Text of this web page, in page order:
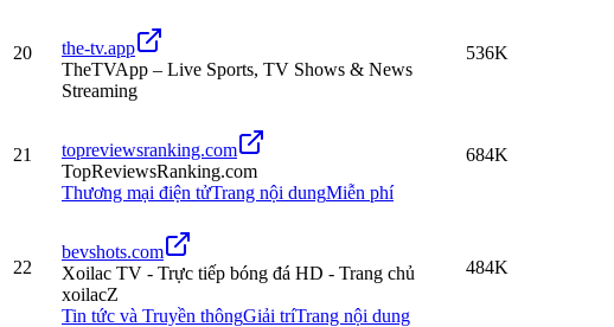
20
the-tv.app
TheTVApp – Live Sports, TV Shows & News
Streaming
536K
21
topreviewsranking.com
TopReviewsRanking.com
Thương mại điện tửTrang nội dungMiễn phí
684K
22
bevshots.com
Xoilac TV - Trực tiếp bóng đá HD - Trang chủ
xoilacZ
Tin tức và Truyền thôngGiải tríTrang nội dung
484K